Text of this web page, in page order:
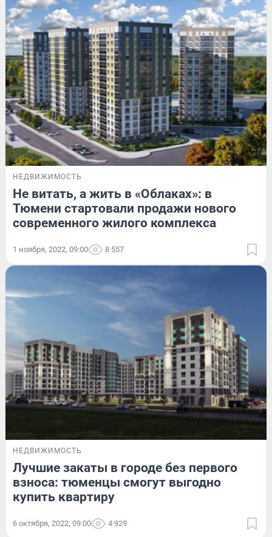
НЕДВИЖИМОСТЬ
Не витать, а жить в «Облаках»: в
Тюмени стартовали продажи нового
современного жилого комплекса
1 ноября, 2022, 09:00 8 557
НЕДВИЖИМОСТЬ
Лучшие закаты в городе без первого
взноса: тюменцы смогут выгодно
купить квартиру
6 октября, 2022, 09:00 4 929